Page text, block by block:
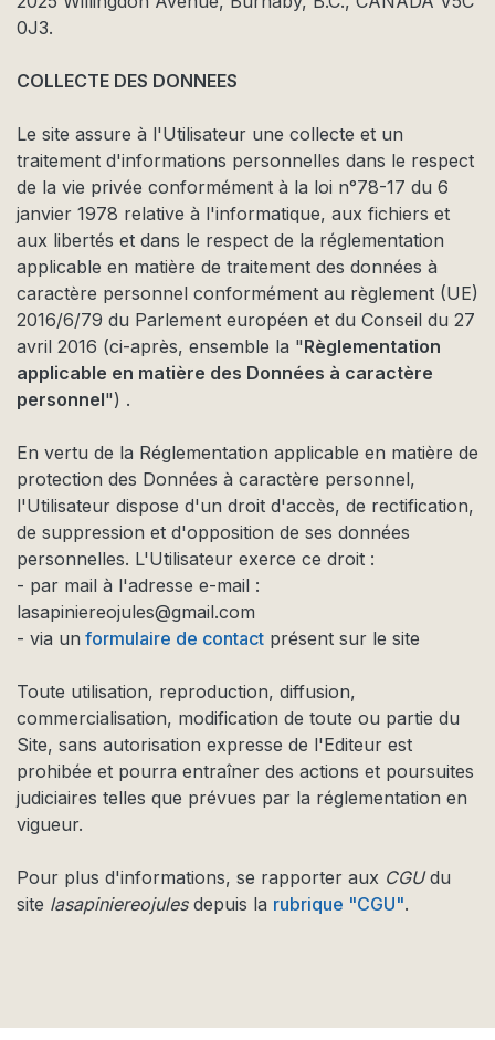
0J3.
COLLECTE DES DONNEES
Le site assure à l'Utilisateur une collecte et un
traitement d'informations personnelles dans le respect
de la vie privée conformément à la loi n°78-17 du 6
janvier 1978 relative à l'informatique, aux fichiers et
aux libertés et dans le respect de la réglementation
applicable en matière de traitement des données à
caractère personnel conformément au règlement (UE)
2016/6/79 du Parlement européen et du Conseil du 27
avril 2016 (ci-après, ensemble la "Règlementation
applicable en matière des Données à caractère
personnel") .
En vertu de la Réglementation applicable en matière de
protection des Données à caractère personnel,
l'Utilisateur dispose d'un droit d'accès, de rectification,
de suppression et d'opposition de ses données
personnelles. L'Utilisateur exerce ce droit :
- par mail à l'adresse e-mail :
lasapiniereojules@gmail.com
- via un formulaire de contact présent sur le site
Toute utilisation, reproduction, diffusion,
commercialisation, modification de toute ou partie du
Site, sans autorisation expresse de l'Editeur est
prohibée et pourra entraîner des actions et poursuites
judiciaires telles que prévues par la réglementation en
vigueur.
Pour plus d'informations, se rapporter aux CGUdu
site lasapiniereojules depuis la rubrique "CGU".